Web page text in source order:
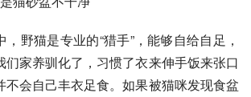
野猫是专业的“猎手”，能够自给自足，
们家养驯化了，习惯了衣来伸手饭来张口
不会自己丰衣足食。如果被猫咪发现食盆